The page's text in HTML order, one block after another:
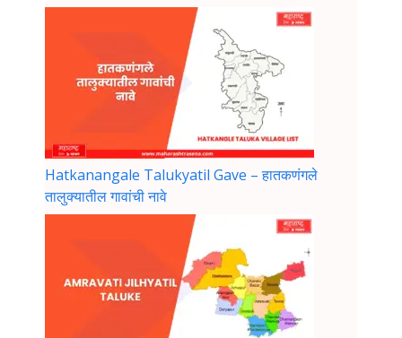
Hatkanangale Talukyatil Gave – हातकणंगले
तालुक्यातील गावांची नावे